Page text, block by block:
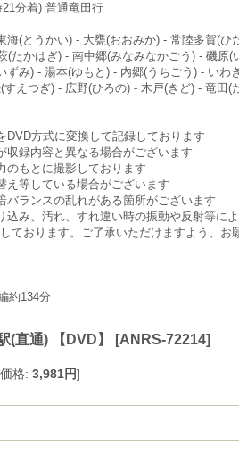
分着) 普通竜田行
(とうかい) - 大甕(おおみか) - 常陸多賀(ひ
(たかはぎ) - 南中郷(みなみなかごう) - 磯原(
ずみ) - 湯本(ゆもと) - 内郷(うちごう) - いわ
えつぎ) - 広野(ひろの) - 木戸(きど) - 竜田(
方式に変換して記録しております
録内容と異なる場合がございます
のもとに撮影しております
え等している場合がございます
ランスの乱れがある箇所がございます
み、汚れ、すれ違い時の振動や反射等に
ております。ご了承いただけますよう、お
134分
直通) 【DVD】 [ANRS-72214]
格: 3,981円]